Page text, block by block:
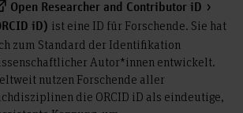
Open Researcher and Contributor iD
iD) ist eine ID für Forschende. Sie hat
zum Standard der Identifikation
Autor*innen entwickelt.
nutzen Forschende aller
die ORCID iD als eindeutige,